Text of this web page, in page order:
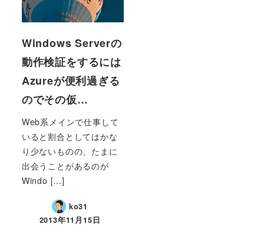
Windows Serverの
動作検証をするには
Azureが便利過ぎる
のでその仮…
Web系メインで仕事して
いると割合としてはかな
り少ないものの、たまに
出会うことがあるのが
Windo […]
ko31
2013年11月15日